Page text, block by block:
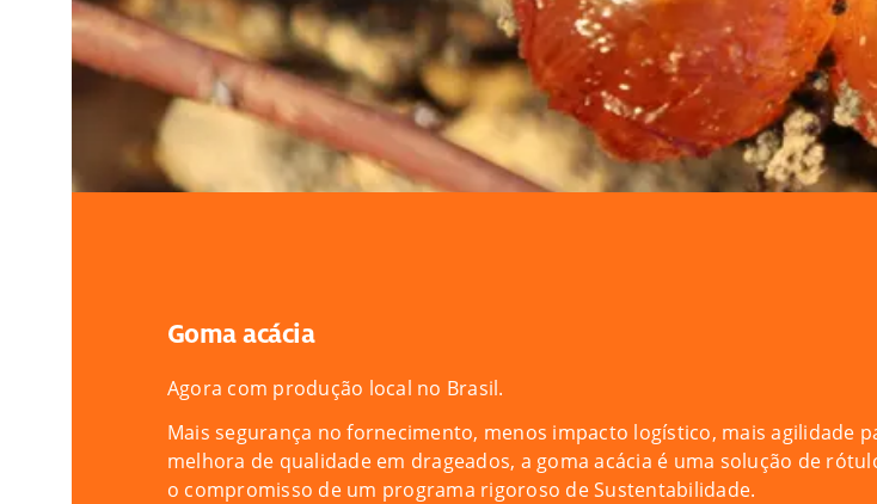
Goma acácia
Agora com produção local no Brasil.
Mais segurança no fornecimento, menos impacto logístico, mais agilidade
melhora de qualidade em drageados, a goma acácia é uma solução de
o compromisso de um programa rigoroso de Sustentabilidade.